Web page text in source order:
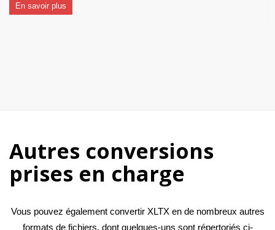
En savoir plus
Autres conversions
prises en charge
Vous pouvez également convertir XLTX en de nombreux autres
formats de fichiers, dont quelques-uns sont répertoriés ci-